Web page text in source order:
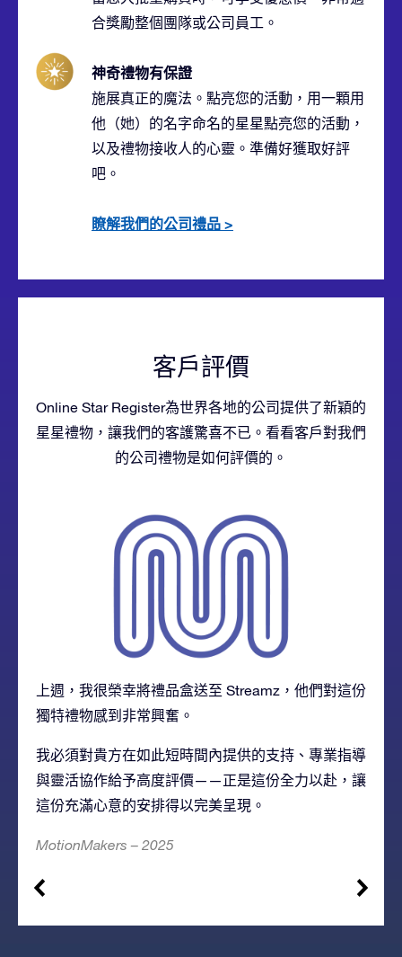
合獎勵整個團隊或公司員工。
神奇禮物有保證
施展真正的魔法。點亮您的活動，用一顆用
他（她）的名字命名的星星點亮您的活動，
以及禮物接收人的心靈。準備好獲取好評
吧。
瞭解我們的公司禮品 >
客戶評價
Online Star Register為世界各地的公司提供了新穎的
星星禮物，讓我們的客護驚喜不已。看看客戶對我們
的公司禮物是如何評價的。
上週，我很榮幸將禮品盒送至 Streamz ，他們對這份
獨特禮物感到非常興奮。
我必須對貴方在如此短時間內提供的支持、專業指導
與靈活協作給予高度評價——正是這份全力以赴，讓
這份充滿心意的安排得以完美呈現。
MotionMakers – 2025